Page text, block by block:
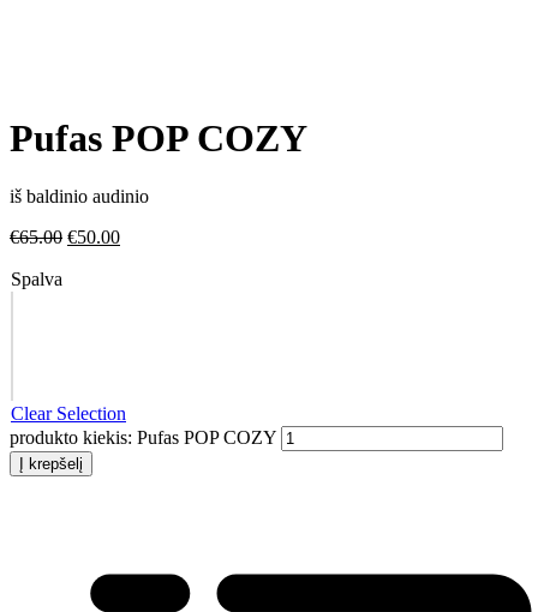
Pufas POP COZY
iš baldinio audinio
€65.00 €50.00
Spalva
Clear Selection
produkto kiekis: Pufas POP COZY
Į krepšelį